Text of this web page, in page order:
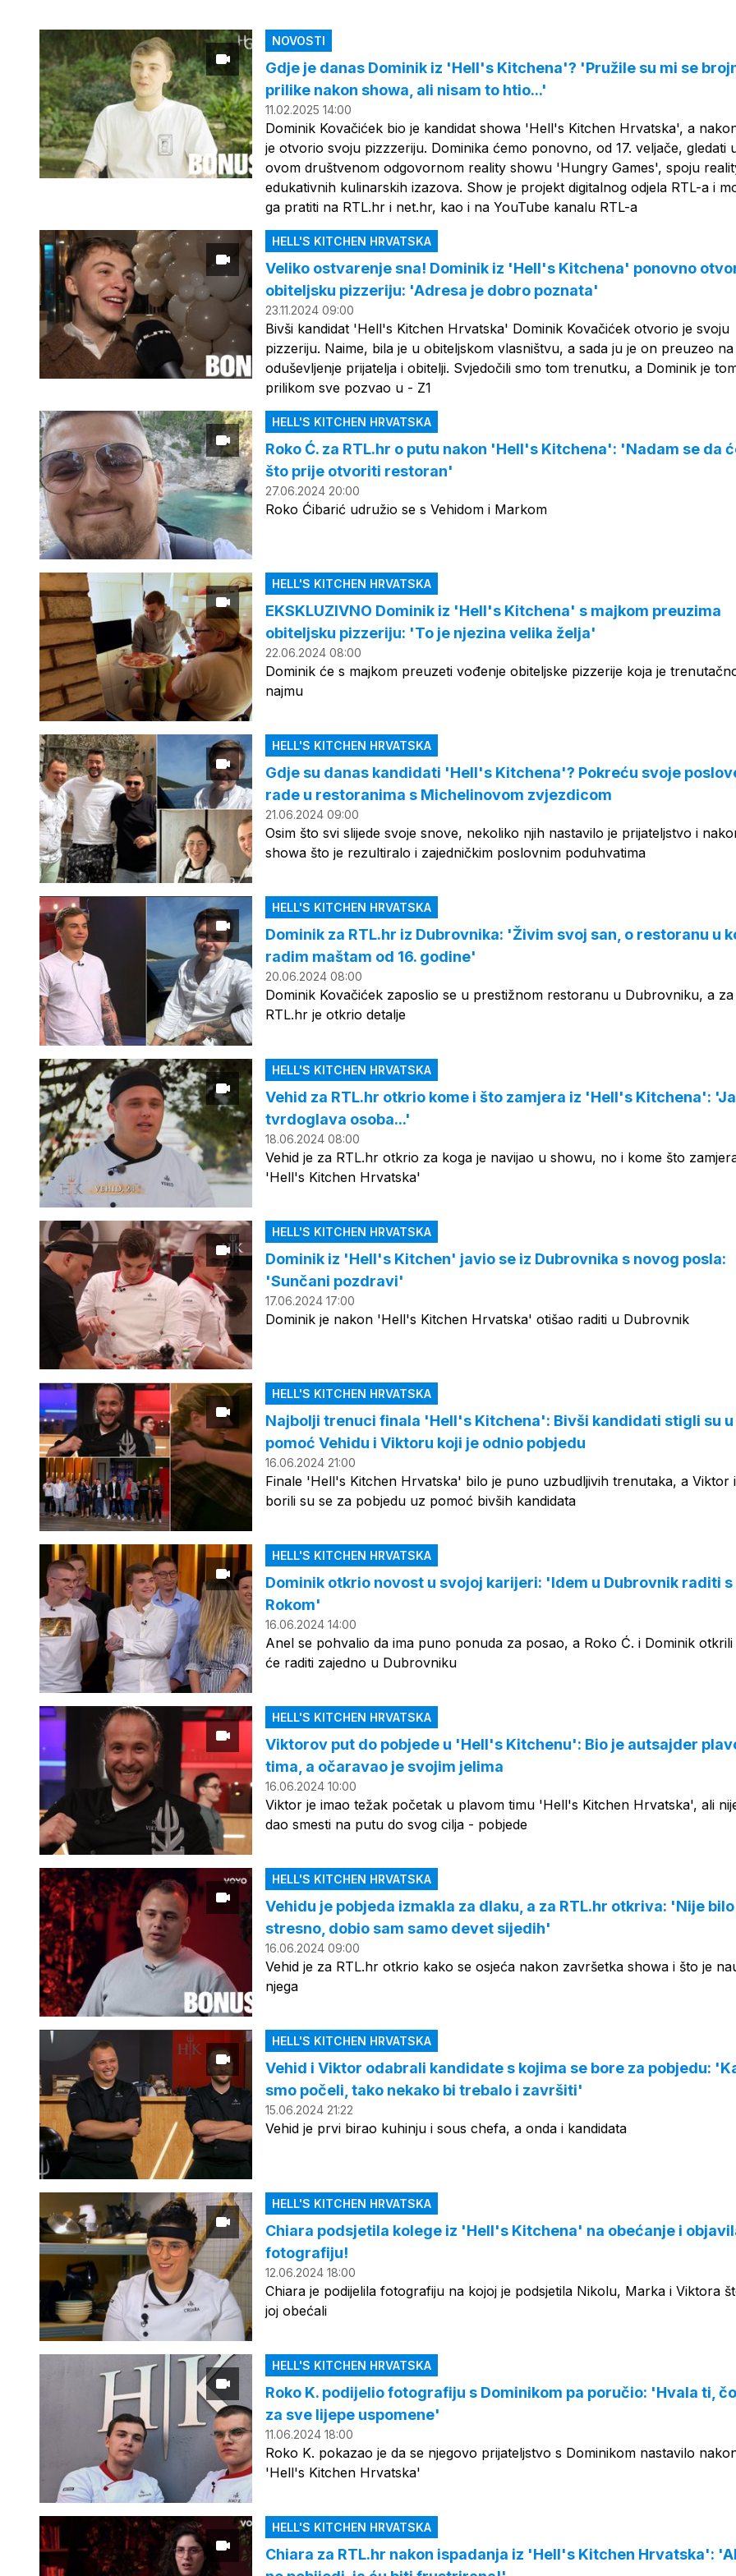
NOVOSTI
Gdje je danas Dominik iz 'Hell's Kitchena'? 'Pružile su mi se
prilike nakon showa, ali nisam to htio...'
11.02.2025 14:00
Dominik Kovačićek bio je kandidat showa 'Hell's Kitchen Hrvatska', a
je otvorio svoju pizzzeriju. Dominika ćemo ponovno, od 17. veljače, gledati
ovom društvenom odgovornom reality showu 'Hungry Games', spoju
edukativnih kulinarskih izazova. Show je projekt digitalnog odjela RTL-a i
ga pratiti na RTL.hr i net.hr, kao i na YouTube kanalu RTL-a
HELL'S KITCHEN HRVATSKA
Veliko ostvarenje sna! Dominik iz 'Hell's Kitchena' ponovno
obiteljsku pizzeriju: 'Adresa je dobro poznata'
23.11.2024 09:00
Bivši kandidat 'Hell's Kitchen Hrvatska' Dominik Kovačićek otvorio je svoju
pizzeriju. Naime, bila je u obiteljskom vlasništvu, a sada ju je on preuzeo na
oduševljenje prijatelja i obitelji. Svjedočili smo tom trenutku, a Dominik je
prilikom sve pozvao u - Z1
HELL'S KITCHEN HRVATSKA
Roko Ć. za RTL.hr o putu nakon 'Hell's Kitchena': 'Nadam se da
što prije otvoriti restoran'
27.06.2024 20:00
Roko Ćibarić udružio se s Vehidom i Markom
HELL'S KITCHEN HRVATSKA
EKSKLUZIVNO Dominik iz 'Hell's Kitchena' s majkom preuzima
obiteljsku pizzeriju: 'To je njezina velika želja'
22.06.2024 08:00
Dominik će s majkom preuzeti vođenje obiteljske pizzerije koja je
najmu
HELL'S KITCHEN HRVATSKA
Gdje su danas kandidati 'Hell's Kitchena'? Pokreću svoje
rade u restoranima s Michelinovom zvjezdicom
21.06.2024 09:00
Osim što svi slijede svoje snove, nekoliko njih nastavilo je prijateljstvo i
showa što je rezultiralo i zajedničkim poslovnim poduhvatima
HELL'S KITCHEN HRVATSKA
Dominik za RTL.hr iz Dubrovnika: 'Živim svoj san, o restoranu u
radim maštam od 16. godine'
20.06.2024 08:00
Dominik Kovačićek zaposlio se u prestižnom restoranu u Dubrovniku, a za
RTL.hr je otkrio detalje
HELL'S KITCHEN HRVATSKA
Vehid za RTL.hr otkrio kome i što zamjera iz 'Hell's Kitchena':
tvrdoglava osoba...'
18.06.2024 08:00
Vehid je za RTL.hr otkrio za koga je navijao u showu, no i kome što
'Hell's Kitchen Hrvatska'
HELL'S KITCHEN HRVATSKA
Dominik iz 'Hell's Kitchen' javio se iz Dubrovnika s novog posla:
'Sunčani pozdravi'
17.06.2024 17:00
Dominik je nakon 'Hell's Kitchen Hrvatska' otišao raditi u Dubrovnik
HELL'S KITCHEN HRVATSKA
Najbolji trenuci finala 'Hell's Kitchena': Bivši kandidati stigli su u
pomoć Vehidu i Viktoru koji je odnio pobjedu
16.06.2024 21:00
Finale 'Hell's Kitchen Hrvatska' bilo je puno uzbudljivih trenutaka, a Viktor
borili su se za pobjedu uz pomoć bivših kandidata
HELL'S KITCHEN HRVATSKA
Dominik otkrio novost u svojoj karijeri: 'Idem u Dubrovnik raditi s
Rokom'
16.06.2024 14:00
Anel se pohvalio da ima puno ponuda za posao, a Roko Ć. i Dominik otkrili
će raditi zajedno u Dubrovniku
HELL'S KITCHEN HRVATSKA
Viktorov put do pobjede u 'Hell's Kitchenu': Bio je autsajder
tima, a očaravao je svojim jelima
16.06.2024 10:00
Viktor je imao težak početak u plavom timu 'Hell's Kitchen Hrvatska', ali
dao smesti na putu do svog cilja - pobjede
HELL'S KITCHEN HRVATSKA
Vehidu je pobjeda izmakla za dlaku, a za RTL.hr otkriva: 'Nije bilo
stresno, dobio sam samo devet sijedih'
16.06.2024 09:00
Vehid je za RTL.hr otkrio kako se osjeća nakon završetka showa i što je
njega
HELL'S KITCHEN HRVATSKA
Vehid i Viktor odabrali kandidate s kojima se bore za pobjedu:
smo počeli, tako nekako bi trebalo i završiti'
15.06.2024 21:22
Vehid je prvi birao kuhinju i sous chefa, a onda i kandidata
HELL'S KITCHEN HRVATSKA
Chiara podsjetila kolege iz 'Hell's Kitchena' na obećanje i
fotografiju!
12.06.2024 18:00
Chiara je podijelila fotografiju na kojoj je podsjetila Nikolu, Marka i Viktora
joj obećali
HELL'S KITCHEN HRVATSKA
Roko K. podijelio fotografiju s Dominikom pa poručio: 'Hvala ti,
za sve lijepe uspomene'
11.06.2024 18:00
Roko K. pokazao je da se njegovo prijateljstvo s Dominikom nastavilo
'Hell's Kitchen Hrvatska'
HELL'S KITCHEN HRVATSKA
Chiara za RTL.hr nakon ispadanja iz 'Hell's Kitchen Hrvatska':